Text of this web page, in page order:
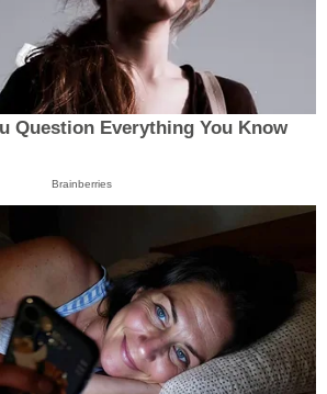
Question Everything You Know
Brainberries